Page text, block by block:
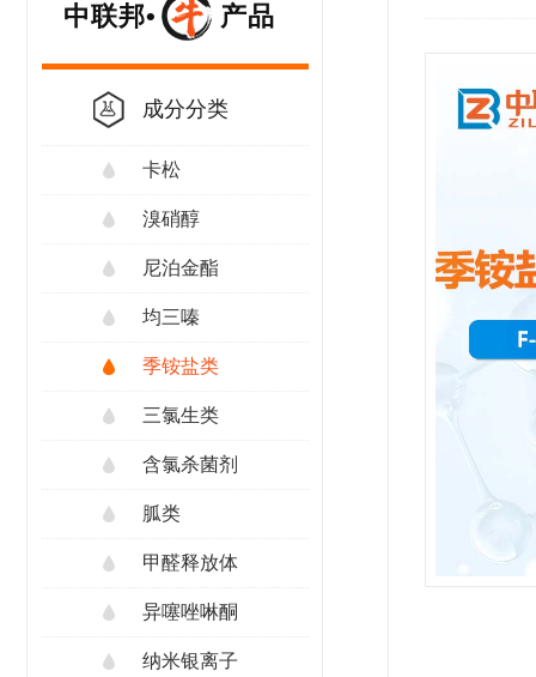
中联邦• 产品
成分分类
卡松
溴硝醇
尼泊金酯
均三嗪
季铵盐类
三氯生类
含氯杀菌剂
胍类
甲醛释放体
异噻唑啉酮
纳米银离子